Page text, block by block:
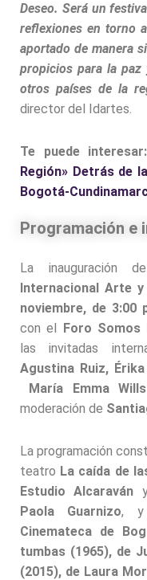
Deseo. Será un
reflexiones en torno
aportado de manera
propicios para la
otros países de la
director del Idartes.
Te puede
Región» Detrás de
Bogotá-
Programación e
La inauguración
Internacional Arte
noviembre, de 3:00
con el Foro Somos
las invitadas
Agustina Ruiz,
María Emma Wills
moderación de
La programación
teatro La caída de
Estudio Alcaraván
Paola Guarnizo, y
Cinemateca de
tumbas (1965), de
(2015), de Laura